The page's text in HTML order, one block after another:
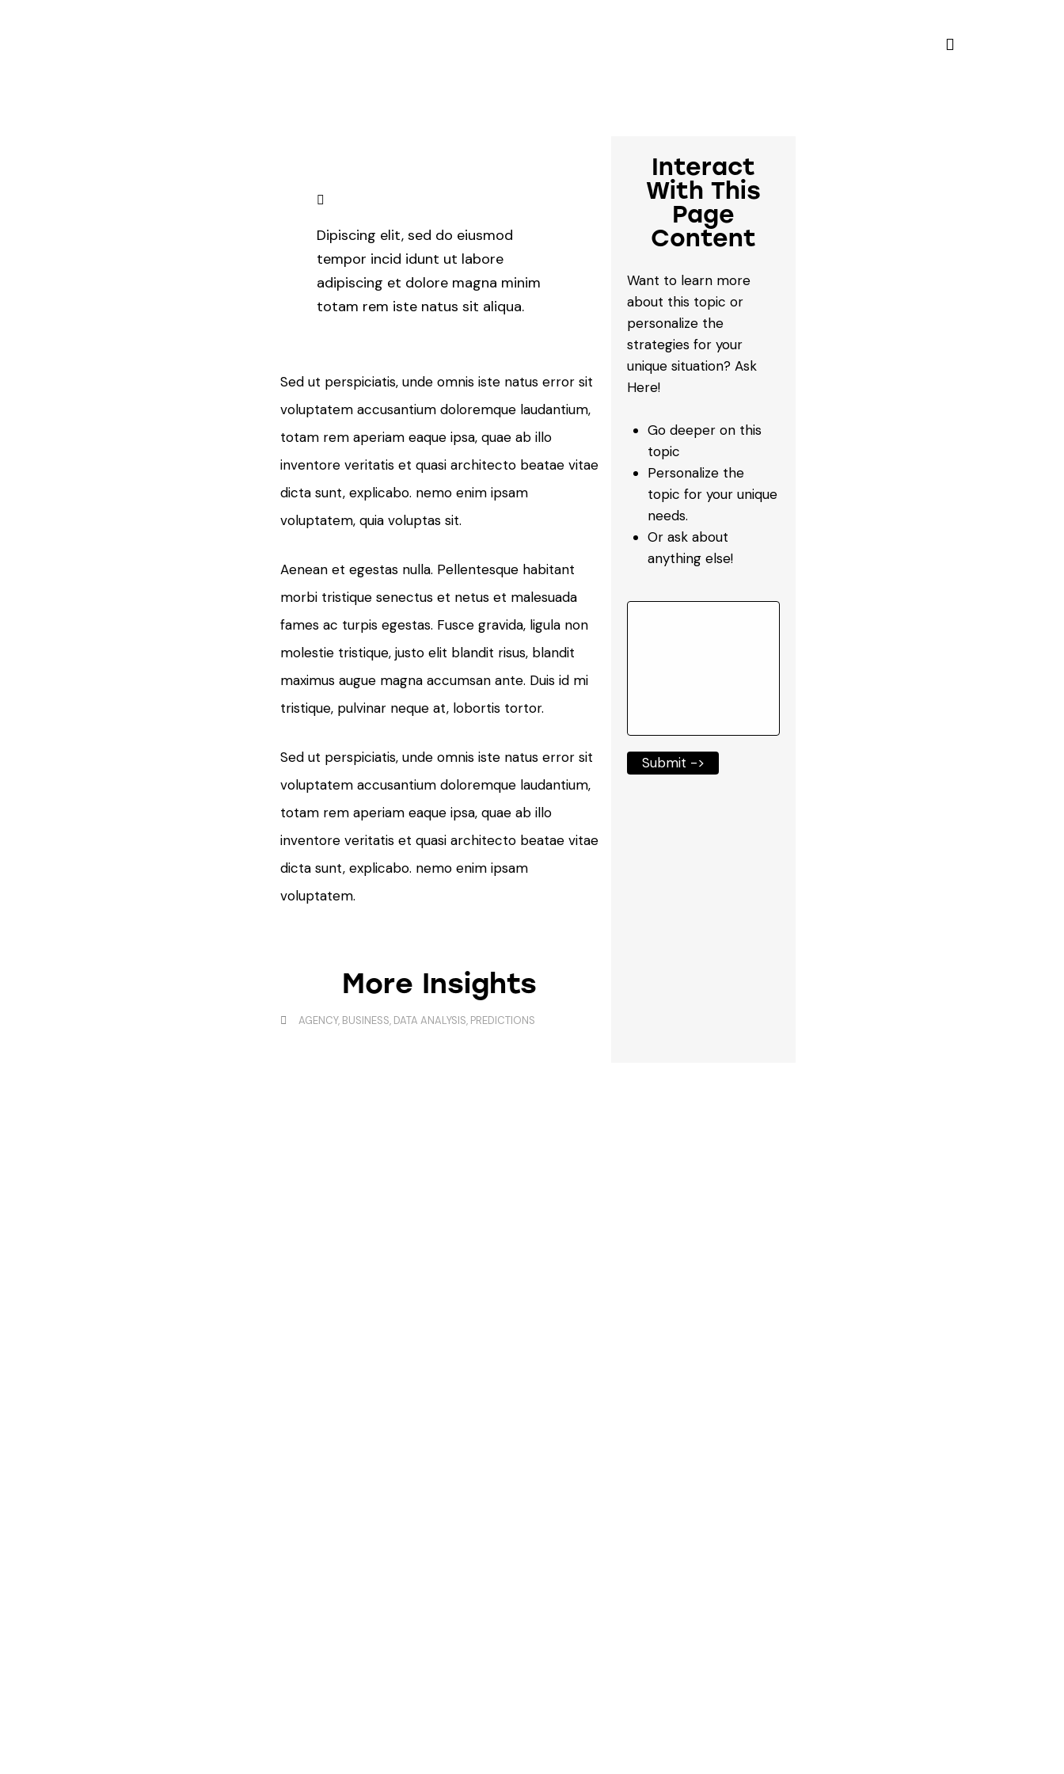
Dipiscing elit, sed do eiusmod
tempor incid idunt ut labore
adipiscing et dolore magna minim
totam rem iste natus sit aliqua.
Sed ut perspiciatis, unde omnis iste natus error sit
voluptatem accusantium doloremque laudantium,
totam rem aperiam eaque ipsa, quae ab illo
inventore veritatis et quasi architecto beatae vitae
dicta sunt, explicabo. nemo enim ipsam
voluptatem, quia voluptas sit.
Aenean et egestas nulla. Pellentesque habitant
morbi tristique senectus et netus et malesuada
fames ac turpis egestas. Fusce gravida, ligula non
molestie tristique, justo elit blandit risus, blandit
maximus augue magna accumsan ante. Duis id mi
tristique, pulvinar neque at, lobortis tortor.
Sed ut perspiciatis, unde omnis iste natus error sit
voluptatem accusantium doloremque laudantium,
totam rem aperiam eaque ipsa, quae ab illo
inventore veritatis et quasi architecto beatae vitae
dicta sunt, explicabo. nemo enim ipsam
voluptatem.
More Insights
AGENCY, BUSINESS, DATA ANALYSIS, PREDICTIONS
Interact
With This
Page
Content
Want to learn more
about this topic or
personalize the
strategies for your
unique situation? Ask
Here!
Go deeper on this
topic
Personalize the
topic for your unique
needs.
Or ask about
anything else!
Submit ->